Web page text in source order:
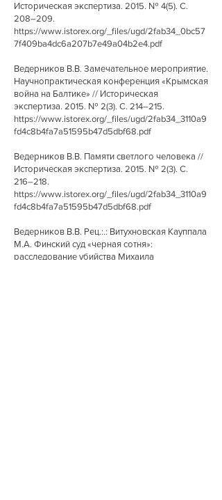
Историческая экспертиза. 2015. № 4(5). С.
208–209.
https://www.istorex.org/_files/ugd/2fab34_0bc57
7f409ba4dc6a207b7e49a04b2e4.pdf
Ведерников В.В. Замечательное мероприятие.
Научно­практическая конференция «Крымская
война на Балтике» // Историческая
экспертиза. 2015. № 2(3). С. 214–215.
https://www.istorex.org/_files/ugd/2fab34_3110a9
fd4c8b4fa7a51595b47d5dbf68.pdf
Ведерников В.В. Памяти светлого человека //
Историческая экспертиза. 2015. № 2(3). С.
216–218.
https://www.istorex.org/_files/ugd/2fab34_3110a9
fd4c8b4fa7a51595b47d5dbf68.pdf
Ведерников В.В. Рец.:.: Витухновская Кауппала
М.А. Финский суд «черная сотня»:
расследование убийства Михаила